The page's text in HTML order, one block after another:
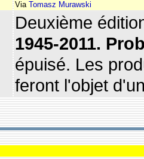
Via Tomasz Murawski
Deuxième
1945-2011.
épuisé. Les
feront l'objet